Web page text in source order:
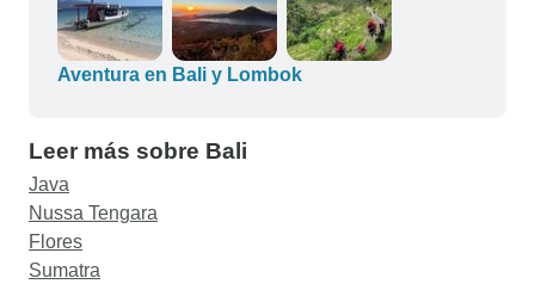
de los guías locales. La mayoría de los
alojamientos eran muy chulos, la mayoría con
piscina y algunos con unas vistas increíbles. Otra
vida balinesa.
Aventura en Bali y Lombok
Leer más sobre Bali
Java
Nussa Tengara
Flores
Sumatra